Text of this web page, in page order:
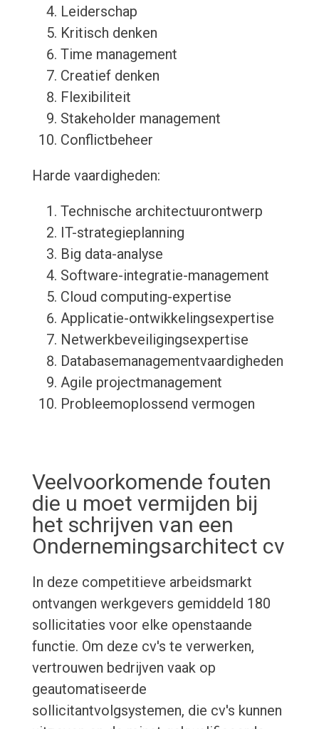
Leiderschap
Kritisch denken
Time management
Creatief denken
Flexibiliteit
Stakeholder management
Conflictbeheer
Harde vaardigheden:
Technische architectuurontwerp
IT-strategieplanning
Big data-analyse
Software-integratie-management
Cloud computing-expertise
Applicatie-ontwikkelingsexpertise
Netwerkbeveiligingsexpertise
Databasemanagementvaardigheden
Agile projectmanagement
Probleemoplossend vermogen
Veelvoorkomende fouten
die u moet vermijden bij
het schrijven van een
Ondernemingsarchitect cv
In deze competitieve arbeidsmarkt
ontvangen werkgevers gemiddeld 180
sollicitaties voor elke openstaande
functie. Om deze cv's te verwerken,
vertrouwen bedrijven vaak op
geautomatiseerde
sollicitantvolgsystemen, die cv's kunnen